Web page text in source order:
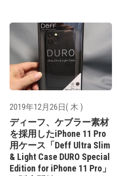
2019年12月26日( 木 )
ディーフ、ケブラー素材
を採用したiPhone 11 Pro
用ケース「Deff Ultra Slim
& Light Case DURO Special
Edition for iPhone 11 Pro」